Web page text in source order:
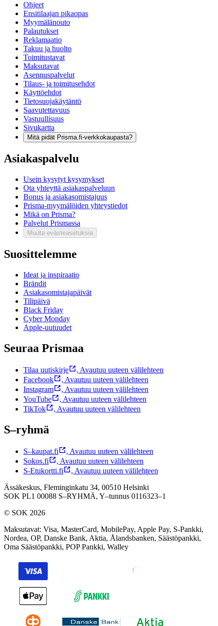
Ohjeet
Ensitilaajan pikaopas
Myymälänouto
Palautukset
Reklamaatio
Takuu ja huolto
Toimitustavat
Maksutavat
Asennuspalvelut
Tilaus- ja toimitusehdot
Käyttöehdot
Tietosuojakäytäntö
Saavutettavuus
Vastuullisuus
Sivukartta
Mitä pidät Prisma.fi-verkkokaupasta?
Asiakaspalvelu
Usein kysytyt kysymykset
Ota yhteyttä asiakaspalveluun
Bonus ja asiakasomistajuus
Prisma-myymälöiden yhteystiedot
Mikä on Prisma?
Palvelut Prismassa
Muuta evästeasetuksia
Suosittelemme
Ideat ja inspiraatio
Brändit
Asiakasomistajapäivät
Tilipäivä
Black Friday
Cyber Monday
Apple-uutuudet
Seuraa Prismaa
Tilaa uutiskirje , Avautuu uuteen välilehteen
Facebook
, Avautuu uuteen välilehteen
Instagram
, Avautuu uuteen välilehteen
YouTube
, Avautuu uuteen välilehteen
TikTok
, Avautuu uuteen välilehteen
S–ryhmä
S–kaupat.fi , Avautuu uuteen välilehteen
Sokos.fi
, Avautuu uuteen välilehteen
S-Etukortti.fi
, Avautuu uuteen välilehteen
Ässäkeskus, Fleminginkatu 34, 00510 Helsinki
SOK PL1 00088 S–RYHMÄ, Y–tunnus 0116323–1
© SOK 2026
Maksutavat: Visa, MasterCard, MobilePay, Apple Pay, S-Pankki,
Nordea, OP, Danske Bank, Aktia, Ålandsbanken, Säästöpankki,
Oma Säästöpankki, POP Pankki, Walley